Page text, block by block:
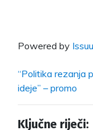
Powered by Issuu
“Politika rezanja
ideje” – promo
Ključne riječi: